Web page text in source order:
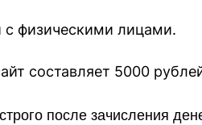
физическими лицами.
наш сайт
после зачисления